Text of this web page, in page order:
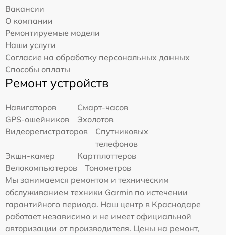
Вакансии
О компании
Ремонтируемые модели
Наши услуги
Согласие на обработку персональных данных
Способы оплаты
Ремонт устройств
Навигаторов
Смарт-часов
GPS-ошейников
Эхолотов
Видеорегистраторов
Спутниковых
телефонов
Экшн-камер
Картплоттеров
Велокомпьютеров
Тонометров
Мы занимаемся ремонтом и техническим
обслуживанием техники Garmin по истечении
гарантийного периода. Наш центр в Краснодаре
работает независимо и не имеет официальной
авторизации от производителя. Цены на ремонт,